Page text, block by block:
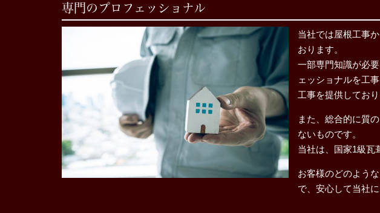
専門のプロフェッショナル
当社では屋根工事
おります。
一部専門知識が必
ェッショナルを工
工事を提供しており
また、総合的に質
ないものです。
当社は、国家1級瓦
お客様のどのよう
で、安心して当社